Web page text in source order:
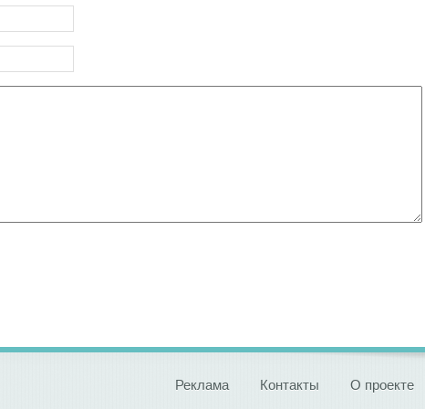
Реклама Контакты О проекте